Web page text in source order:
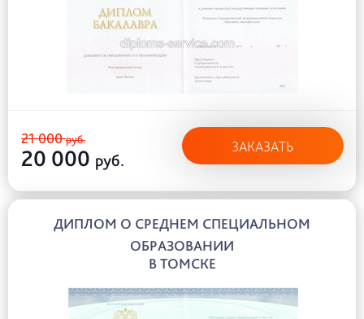
21 000руб.
20 000 руб.
ЗАКАЗАТЬ
ДИПЛОМ О СРЕДНЕМ СПЕЦИАЛЬНОМ
ОБРАЗОВАНИИ
В ТОМСКЕ